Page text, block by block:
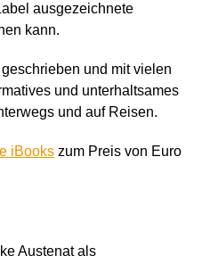
ausgezeichnete
kann.
und mit vielen
und unterhaltsames
und auf Reisen.
iBooks zum Preis von Euro
Austenat als